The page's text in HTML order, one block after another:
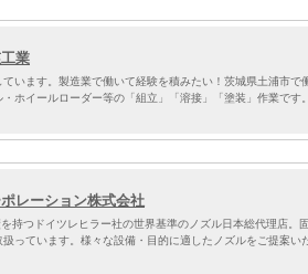
業
います。製造業で働いて経験を積みたい！茨城県土浦市
ホイールローダー等の「組立」「溶接」「塗装」作業で
レーション株式会社
持つドイツレヒラー社の世界基準のノズル日本総代理店
扱っています。様々な設備・目的に適したノズルをご提案い